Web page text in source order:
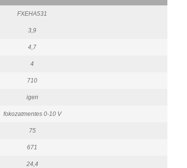
FXEHA531
3,9
4,7
4
710
igen
fokozatmentes 0-10 V
75
671
24,4